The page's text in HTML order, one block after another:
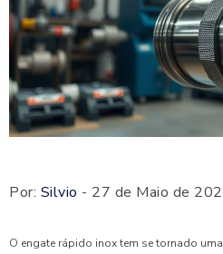
Por: Silvio - 27 de Maio de
O engate rápido inox tem se tornado